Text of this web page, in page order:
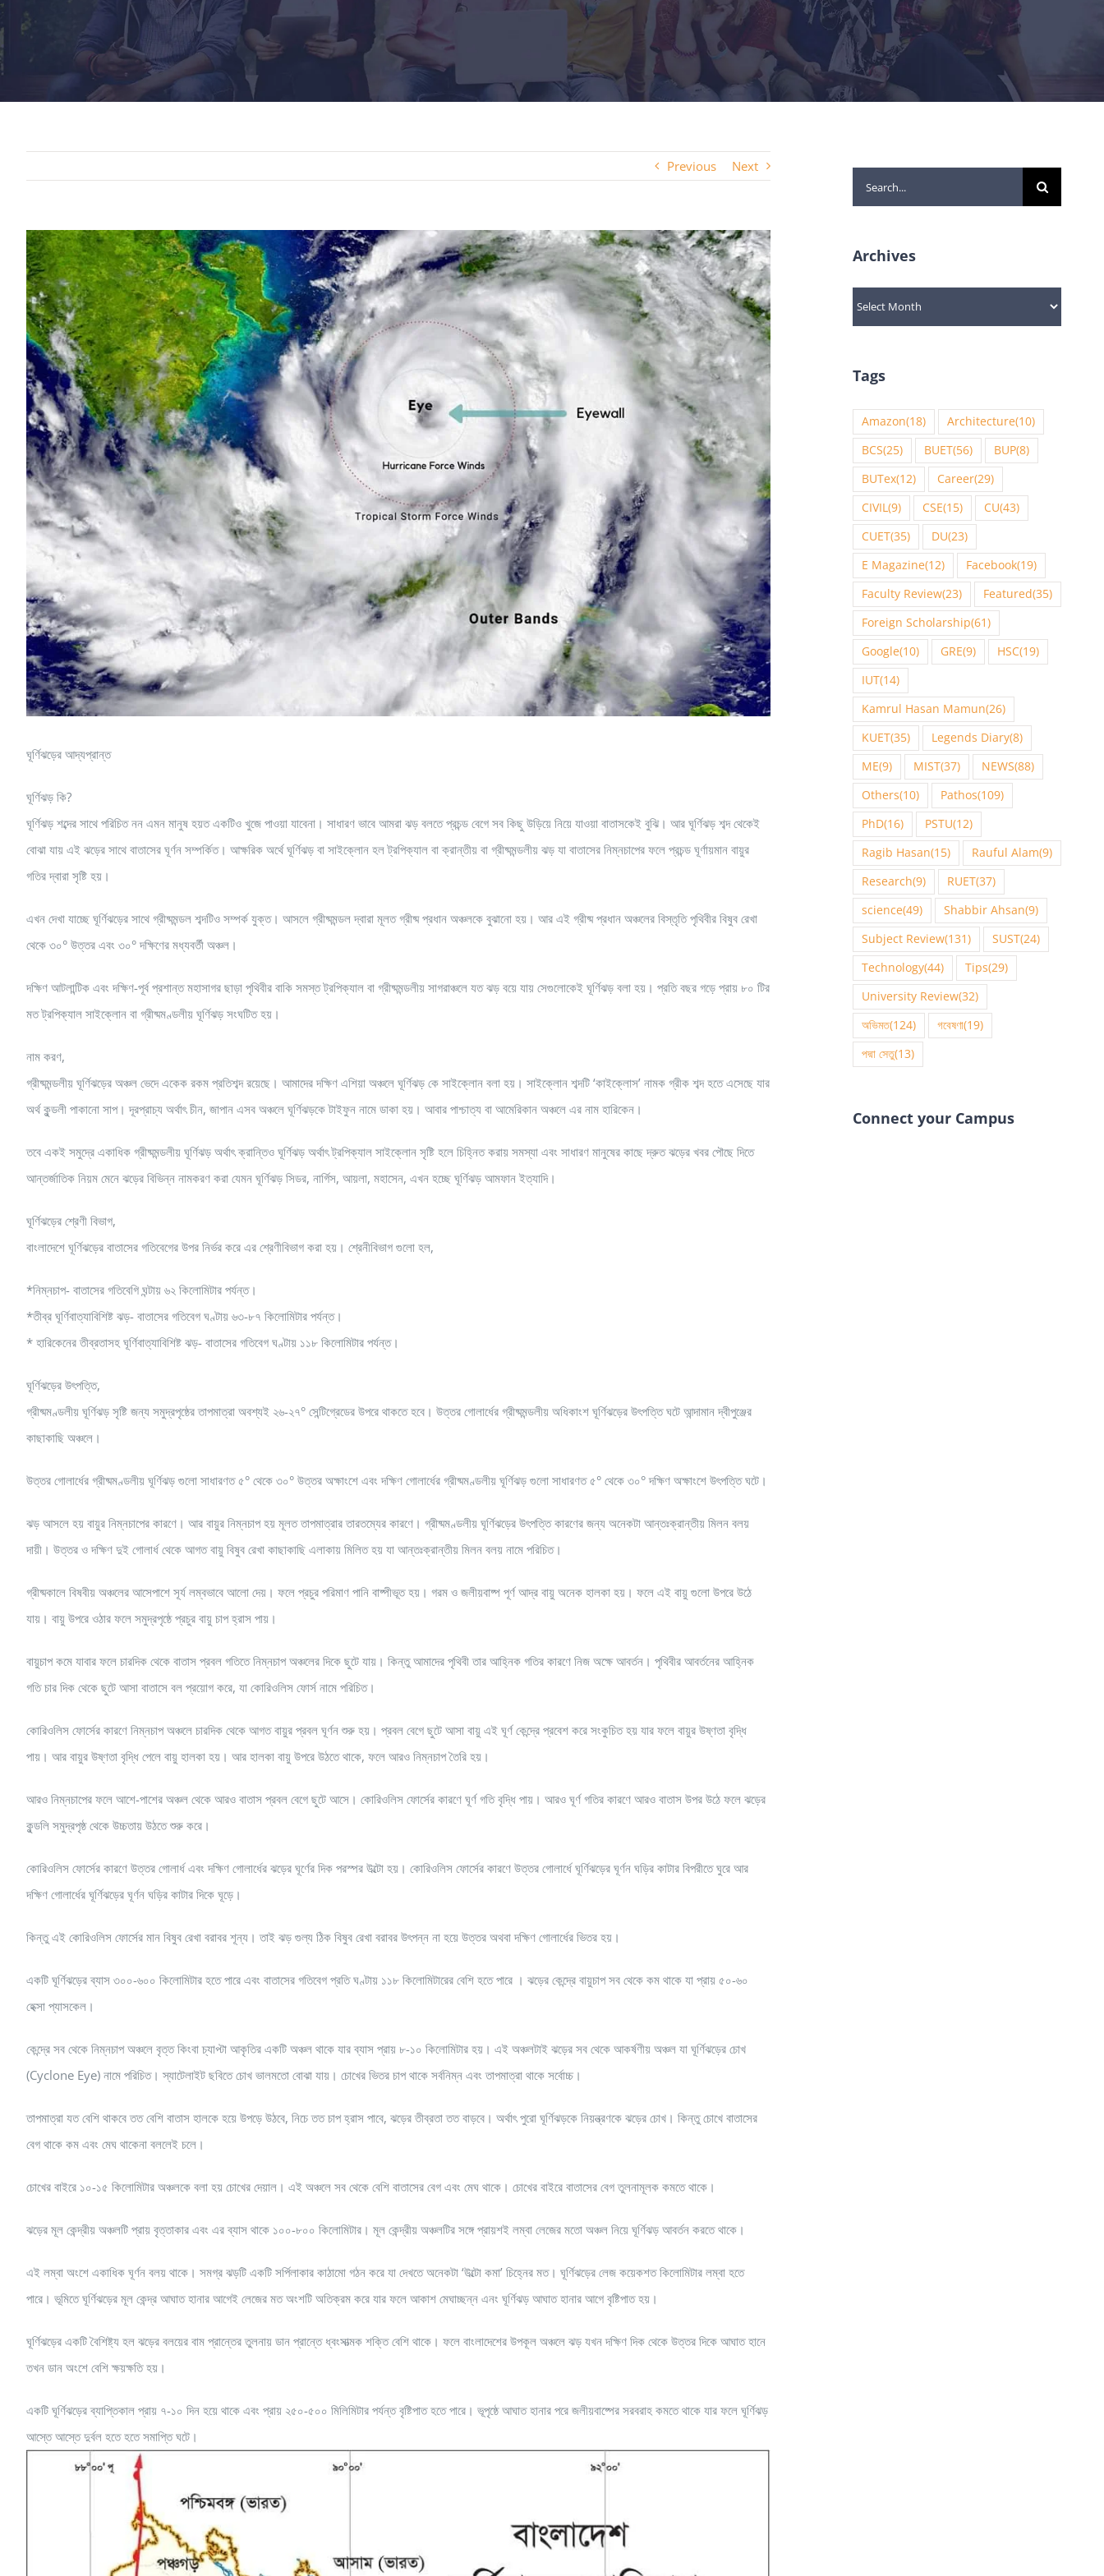
Previous Next
View
Larger
Image
ঘূর্ণিঝড়ের আদ্যপ্রান্ত
ঘূর্ণিঝড় কি?
ঘূর্ণিঝড় শব্দের সাথে পরিচিত নন এমন মানুষ হয়ত একটিও খুজে পাওয়া যাবেনা। সাধারণ ভাবে আমরা ঝড় বলতে প্রচন্ড বেগে সব কিছু উড়িয়ে নিয়ে যাওয়া বাতাসকেই বুঝি। আর ঘূর্ণিঝড় শব্দ থেকেই
বোঝা যায় এই ঝড়ের সাথে বাতাসের ঘূর্ণন সম্পর্কিত। আক্ষরিক অর্থে ঘূর্ণিঝড় বা সাইক্লোন হল ট্রপিক্যাল বা ক্রান্তীয় বা গ্রীষ্মমন্ডলীয় ঝড় যা বাতাসের নিম্নচাপের ফলে প্রচন্ড ঘূর্ণায়মান বায়ুর
গতির দ্বারা সৃষ্টি হয়।
এখন দেখা যাচ্ছে ঘূর্ণিঝড়ের সাথে গ্রীষ্মমন্ডল শব্দটিও সম্পর্ক যুক্ত। আসলে গ্রীষ্মমন্ডল দ্বারা মূলত গ্রীষ্ম প্রধান অঞ্চলকে বুঝানো হয়। আর এই গ্রীষ্ম প্রধান অঞ্চলের বিস্তৃতি পৃথিবীর বিষুব রেখা
থেকে ৩০° উত্তর এবং ৩০° দক্ষিণের মধ্যবর্তী অঞ্চল।
দক্ষিণ আটলান্টিক এবং দক্ষিণ-পূর্ব প্রশান্ত মহাসাগর ছাড়া পৃথিবীর বাকি সমস্ত ট্রপিক্যাল বা গ্রীষ্মমন্ডলীয় সাগরাঞ্চলে যত ঝড় বয়ে যায় সেগুলোকেই ঘূর্ণিঝড় বলা হয়। প্রতি বছর গড়ে প্রায় ৮০ টির
মত ট্রপিক্যাল সাইক্লোন বা গ্রীষ্মমণ্ডলীয় ঘূর্ণিঝড় সংঘটিত হয়।
নাম করণ,
গ্রীষ্মমন্ডলীয় ঘূর্ণিঝড়ের অঞ্চল ভেদে একেক রকম প্রতিশব্দ রয়েছে। আমাদের দক্ষিণ এশিয়া অঞ্চলে ঘূর্ণিঝড় কে সাইক্লোন বলা হয়। সাইক্লোন শব্দটি ‘কাইক্লোস’ নামক গ্রীক শব্দ হতে এসেছে যার
অর্থ কুন্ডলী পাকানো সাপ। দূরপ্রাচ্য অর্থাৎ চীন, জাপান এসব অঞ্চলে ঘূর্ণিঝড়কে টাইফুন নামে ডাকা হয়। আবার পাশ্চাত্য বা আমেরিকান অঞ্চলে এর নাম হারিকেন।
তবে একই সমুদ্রে একাধিক গ্রীষ্মমন্ডলীয় ঘূর্ণিঝড় অর্থাৎ ক্রান্তিও ঘূর্ণিঝড় অর্থাৎ ট্রপিক্যাল সাইক্লোন সৃষ্টি হলে চিহ্নিত করায় সমস্যা এবং সাধারণ মানুষের কাছে দ্রুত ঝড়ের খবর পৌছে দিতে
আন্তর্জাতিক নিয়ম মেনে ঝড়ের বিভিন্ন নামকরণ করা যেমন ঘূর্ণিঝড় সিডর, নার্গিস, আয়লা, মহাসেন, এখন হচ্ছে ঘূর্ণিঝড় আমফান ইত্যাদি।
ঘূর্ণিঝড়ের শ্রেণী বিভাগ,
বাংলাদেশে ঘূর্ণিঝড়ের বাতাসের গতিবেগের উপর নির্ভর করে এর শ্রেণীবিভাগ করা হয়। শ্রেনীবিভাগ গুলো হল,
*নিম্নচাপ- বাতাসের গতিবেগি ঘন্টায় ৬২ কিলোমিটার পর্যন্ত।
*তীব্র ঘূর্ণিবাত্যাবিশিষ্ট ঝড়- বাতাসের গতিবেগ ঘণ্টায় ৬৩-৮৭ কিলোমিটার পর্যন্ত।
* হারিকেনের তীব্রতাসহ ঘূর্ণিবাত্যাবিশিষ্ট ঝড়- বাতাসের গতিবেগ ঘণ্টায় ১১৮ কিলোমিটার পর্যন্ত।
ঘূর্ণিঝড়ের উৎপত্তি,
গ্রীষ্মমণ্ডলীয় ঘূর্ণিঝড় সৃষ্টি জন্য সমুদ্রপৃষ্ঠের তাপমাত্রা অবশ্যই ২৬-২৭° সেন্টিগ্রেডের উপরে থাকতে হবে। উত্তর গোলার্ধের গ্রীষ্মমন্ডলীয় অধিকাংশ ঘূর্ণিঝড়ের উৎপত্তি ঘটে আন্দামান দ্বীপুঞ্জের
কাছাকাছি অঞ্চলে।
উত্তর গোলার্ধের গ্রীষ্মমণ্ডলীয় ঘূর্ণিঝড় গুলো সাধারণত ৫° থেকে ৩০° উত্তর অক্ষাংশে এবং দক্ষিণ গোলার্ধের গ্রীষ্মমণ্ডলীয় ঘূর্ণিঝড় গুলো সাধারণত ৫° থেকে ৩০° দক্ষিণ অক্ষাংশে উৎপত্তি ঘটে।
ঝড় আসলে হয় বায়ুর নিম্নচাপের কারণে। আর বায়ুর নিম্নচাপ হয় মূলত তাপমাত্রার তারতম্যের কারণে। গ্রীষ্মমণ্ডলীয় ঘূর্ণিঝড়ের উৎপত্তি কারণের জন্য অনেকটা আন্তঃক্রান্তীয় মিলন বলয়
দায়ী। উত্তর ও দক্ষিণ দুই গোলার্ধ থেকে আগত বায়ু বিষুব রেখা কাছাকাছি এলাকায় মিলিত হয় যা আন্তঃক্রান্তীয় মিলন বলয় নামে পরিচিত।
গ্রীষ্মকালে বিষবীয় অঞ্চলের আসেপাশে সূর্য লম্বভাবে আলো দেয়। ফলে প্রচুর পরিমাণ পানি বাষ্পীভূত হয়। গরম ও জলীয়বাষ্প পূর্ণ আদ্র বায়ু অনেক হালকা হয়। ফলে এই বায়ু গুলো উপরে উঠে
যায়। বায়ু উপরে ওঠার ফলে সমুদ্রপৃষ্ঠে প্রচুর বায়ু চাপ হ্রাস পায়।
বায়ুচাপ কমে যাবার ফলে চারদিক থেকে বাতাস প্রবল গতিতে নিম্নচাপ অঞ্চলের দিকে ছুটে যায়। কিন্তু আমাদের পৃথিবী তার আহ্নিক গতির কারণে নিজ অক্ষে আবর্তন। পৃথিবীর আবর্তনের আহ্নিক
গতি চার দিক থেকে ছুটে আসা বাতাসে বল প্রয়োগ করে, যা কোরিওলিস ফোর্স নামে পরিচিত।
কোরিওলিস ফোর্সের কারণে নিম্নচাপ অঞ্চলে চারদিক থেকে আগত বায়ুর প্রবল ঘূর্ণন শুরু হয়। প্রবল বেগে ছুটে আসা বায়ু এই ঘূর্ণ কেন্দ্রে প্রবেশ করে সংকুচিত হয় যার ফলে বায়ুর উষ্ণতা বৃদ্ধি
পায়। আর বায়ুর উষ্ণতা বৃদ্ধি পেলে বায়ু হালকা হয়। আর হালকা বায়ু উপরে উঠতে থাকে, ফলে আরও নিম্নচাপ তৈরি হয়।
আরও নিম্নচাপের ফলে আশে-পাশের অঞ্চল থেকে আরও বাতাস প্রবল বেগে ছুটে আসে। কোরিওলিস ফোর্সের কারণে ঘূর্ণ গতি বৃদ্ধি পায়। আরও ঘূর্ণ গতির কারণে আরও বাতাস উপর উঠে ফলে ঝড়ের
কুন্ডলি সমুদ্রপৃষ্ঠ থেকে উচ্চতায় উঠতে শুরু করে।
কোরিওলিস ফোর্সের কারণে উত্তর গোলার্ধ এবং দক্ষিণ গোলার্ধের ঝড়ের ঘূর্ণের দিক পরস্পর উল্টো হয়। কোরিওলিস ফোর্সের কারণে উত্তর গোলার্ধে ঘূর্ণিঝড়ের ঘূর্ণন ঘড়ির কাটার বিপরীতে ঘুরে আর
দক্ষিণ গোলার্ধের ঘূর্ণিঝড়ের ঘূর্ণন ঘড়ির কাটার দিকে ঘূড়ে।
কিন্তু এই কোরিওলিস ফোর্সের মান বিষুব রেখা বরাবর শূন্য। তাই ঝড় গুল্য ঠিক বিষুব রেখা বরাবর উৎপন্ন না হয়ে উত্তর অথবা দক্ষিণ গোলার্ধের ভিতর হয়।
একটি ঘূর্ণিঝড়ের ব্যাস ৩০০-৬০০ কিলোমিটার হতে পারে এবং বাতাসের গতিবেগ প্রতি ঘণ্টায় ১১৮ কিলোমিটারের বেশি হতে পারে । ঝড়ের কেন্দ্রে বায়ুচাপ সব থেকে কম থাকে যা প্রায় ৫০-৬০
হেক্সা প্যাসকেল।
কেন্দ্রে সব থেকে নিম্নচাপ অঞ্চলে বৃত্ত কিংবা চ্যাপ্টা আকৃতির একটি অঞ্চল থাকে যার ব্যাস প্রায় ৮-১০ কিলোমিটার হয়। এই অঞ্চলটাই ঝড়ের সব থেকে আকর্ষণীয় অঞ্চল যা ঘূর্ণিঝড়ের চোখ
(Cyclone Eye) নামে পরিচিত। স্যাটেলাইট ছবিতে চোখ ভালমতো বোঝা যায়। চোখের ভিতর চাপ থাকে সর্বনিম্ন এবং তাপমাত্রা থাকে সর্বোচ্চ।
তাপমাত্রা যত বেশি থাকবে তত বেশি বাতাস হালকে হয়ে উপড়ে উঠবে, নিচে তত চাপ হ্রাস পাবে, ঝড়ের তীব্রতা তত বাড়বে। অর্থাৎ পুরো ঘূর্ণিঝড়কে নিয়ন্ত্রণকে ঝড়ের চোখ। কিন্তু চোখে বাতাসের
বেগ থাকে কম এবং মেঘ থাকেনা বললেই চলে।
চোখের বাইরে ১০-১৫ কিলোমিটার অঞ্চলকে বলা হয় চোখের দেয়াল। এই অঞ্চলে সব থেকে বেশি বাতাসের বেগ এবং মেঘ থাকে। চোখের বাইরে বাতাসের বেগ তুলনামূলক কমতে থাকে।
ঝড়ের মূল কেন্দ্রীয় অঞ্চলটি প্রায় বৃত্তাকার এবং এর ব্যাস থাকে ১০০-৮০০ কিলোমিটার। মূল কেন্দ্রীয় অঞ্চলটির সঙ্গে প্রায়শই লম্বা লেজের মতো অঞ্চল নিয়ে ঘূর্ণিঝড় আবর্তন করতে থাকে।
এই লম্বা অংশে একাধিক ঘূর্ণন বলয় থাকে। সমগ্র ঝড়টি একটি সর্পিলাকার কাঠামো গঠন করে যা দেখতে অনেকটা ‘উল্টো কমা’ চিহ্নের মত। ঘূর্ণিঝড়ের লেজ কয়েকশত কিলোমিটার লম্বা হতে
পারে। ভূমিতে ঘূর্ণিঝড়ের মূল কেন্দ্র আঘাত হানার আগেই লেজের মত অংশটি অতিক্রম করে যার ফলে আকাশ মেঘাচ্ছন্ন এনং ঘূর্ণিঝড় আঘাত হানার আগে বৃষ্টিপাত হয়।
ঘূর্ণিঝড়ের একটি বৈশিষ্ট্য হল ঝড়ের বলয়ের বাম প্রান্তের তুলনায় ডান প্রান্তে ধ্বংসাত্মক শক্তি বেশি থাকে। ফলে বাংলাদেশের উপকূল অঞ্চলে ঝড় যখন দক্ষিণ দিক থেকে উত্তর দিকে আঘাত হানে
তখন ডান অংশে বেশি ক্ষয়ক্ষতি হয়।
একটি ঘূর্ণিঝড়ের ব্যাপ্তিকাল প্রায় ৭-১০ দিন হয়ে থাকে এবং প্রায় ২৫০-৫০০ মিলিমিটার পর্যন্ত বৃষ্টিপাত হতে পারে। ভূপৃষ্ঠে আঘাত হানার পরে জলীয়বাষ্পের সরবরাহ কমতে থাকে যার ফলে ঘূর্ণিঝড়
আস্তে আস্তে দুর্বল হতে হতে সমাপ্তি ঘটে।
Search
for:
Archives
Archives
Tags
Amazon(18) Architecture(10)
BCS(25) BUET(56) BUP(8)
BUTex(12) Career(29)
CIVIL(9) CSE(15) CU(43)
CUET(35) DU(23)
E Magazine(12) Facebook(19)
Faculty Review(23) Featured(35)
Foreign Scholarship(61)
Google(10) GRE(9) HSC(19)
IUT(14)
Kamrul Hasan Mamun(26)
KUET(35) Legends Diary(8)
ME(9) MIST(37) NEWS(88)
Others(10) Pathos(109)
PhD(16) PSTU(12)
Ragib Hasan(15) Rauful Alam(9)
Research(9) RUET(37)
science(49) Shabbir Ahsan(9)
Subject Review(131) SUST(24)
Technology(44) Tips(29)
University Review(32)
অভিমত(124) গবেষণা(19)
পদ্মা সেতু(13)
Connect your Campus